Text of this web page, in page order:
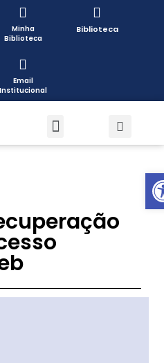
Minha
Biblioteca
Biblioteca
Email
Institucional
Open toolbar